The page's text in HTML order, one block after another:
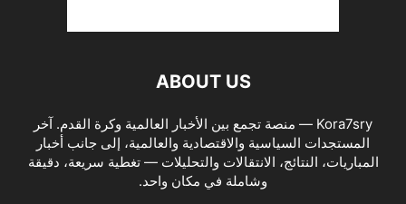
ABOUT US
Kora7sry — منصة تجمع بين الأخبار العالمية وكرة القدم. آخر
المستجدات السياسية والاقتصادية والعالمية، إلى جانب أخبار
المباريات، النتائج، الانتقالات والتحليلات — تغطية سريعة، دقيقة
وشاملة في مكان واحد.